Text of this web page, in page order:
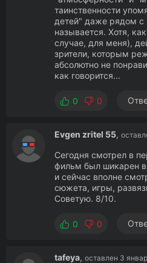
таинственности
детей" даже рядом с
называется. Хотя,
случае, для меня),
зрители, которым
абсолютно не
как говорится...
0 0
Evgen zritel 55,
Сегодня смотрел в
фильм был шикарен в
и сейчас вполне
сюжета, игры,
Советую. 8/10.
0 0
tafeya, оставлен 3